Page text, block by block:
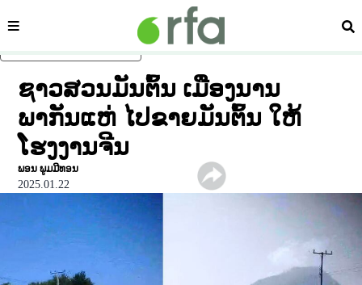
ໝວດ ຄົ້
ຊາວສວນມັນຕົ້ນ ເມືອງນານ
ພາກັນແຫ່ ໄປຂາຍມັນຕົ້ນ ໃຫ້
ໂຮງງານຈີນ
ພອນ ພູມ​ມີ​ທອນ
2025.01.22